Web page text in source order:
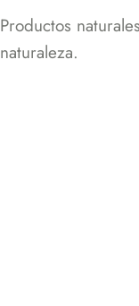
Productos
naturaleza.